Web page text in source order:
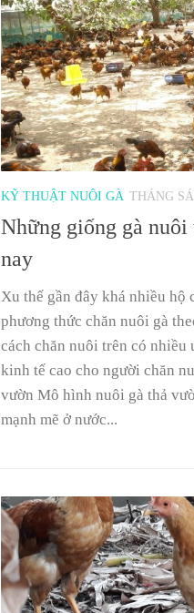
KỸ THUẬT NUÔI GÀ THÁNG
Những giống gà
nay
Xu thế gần đây khá nhiều hộ
phương thức chăn nuôi gà
cách chăn nuôi trên có nhiều
kinh tế cao cho người chăn
vườn Mô hình nuôi gà thả
mạnh mẽ ở nước...